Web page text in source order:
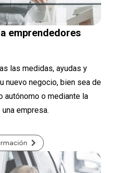
emprendedores
las medidas, ayudas y
nuevo negocio, bien sea de
autónomo o mediante la
empresa.